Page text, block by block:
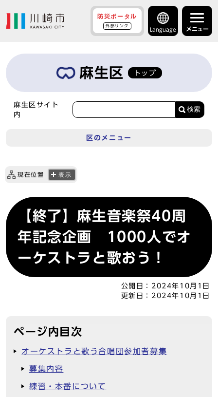
防災ポータル
外部リンク
Language メニュー
麻生区 トップ
麻生区サイト
内
検索
区のメニュー
現在位置 表示
【終了】麻生音楽祭40周
年記念企画 1000人でオ
ーケストラと歌おう！
公開日： 2024年10月1日
更新日： 2024年10月1日
ページ内目次
オーケストラと歌う合唱団参加者募集
募集内容
練習・本番について